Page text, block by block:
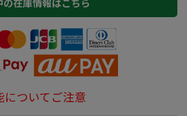
の在庫情報はこちら
ついてご注意